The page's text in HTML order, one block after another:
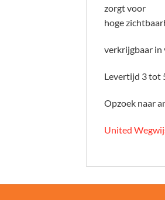
zorgt voor
hoge
verkrijgbaar in
Levertijd 3 tot
Opzoek naar
United